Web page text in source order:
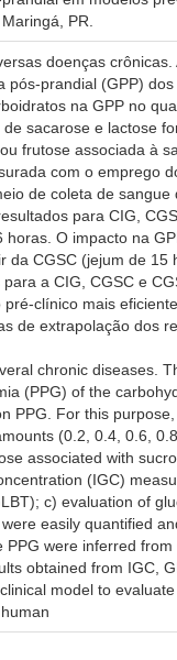
PR.
doenças
prandial (GPP)
na GPP no
sacarose e lactose
frutose associada à
com o emprego
de coleta de sangue
para CIG,
O impacto na
CGSC (jejum de 15
a CIG, CGSC e
clínico mais
de extrapolação dos
chronic diseases.
(PPG) of the
PPG. For this
(0.2, 0.4, 0.6,
associated with
(IGC)
c) evaluation of
easily quantified
were inferred
obtained from IGC,
model to